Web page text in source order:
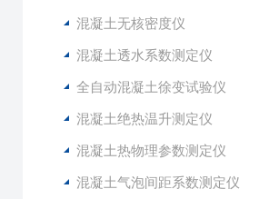
混凝土无核密度仪
混凝土透水系数测定仪
全自动混凝土徐变试验仪
混凝土绝热温升测定仪
混凝土热物理参数测定仪
混凝土气泡间距系数测定仪